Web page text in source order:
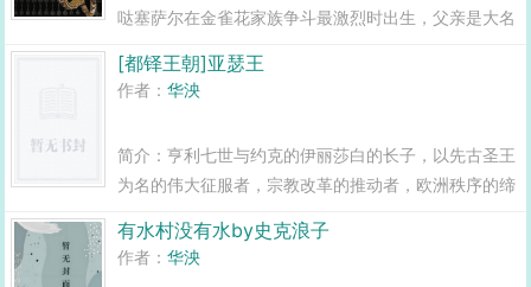
哒塞萨尔在金雀花家族争斗最激烈时出生，父亲是大名
乡绅姑娘。他生长于阿基坦的宫廷，预知了卡佩的辉煌
[都铎王朝]亚瑟王
作者：华泱
简介：亨利七世与约克的伊丽莎白的长子，以先古圣王
为名的伟大征服者，宗教改革的推动者，欧洲秩序的缔
的首任君主，荣耀者亚瑟一世永垂不朽！，if亚瑟没有
有水村没有水by史克浪子
作者：华泱